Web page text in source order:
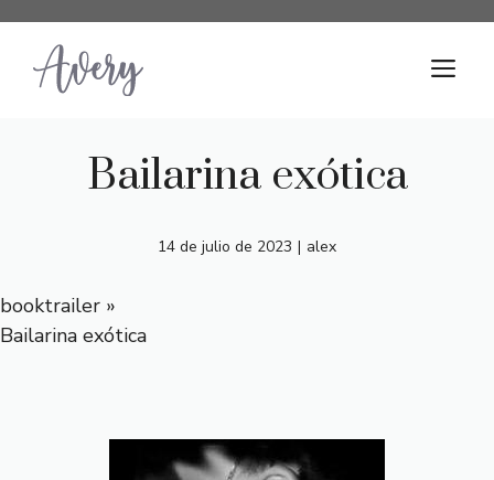
contenido
Bailarina exótica
14 de julio de 2023 | alex
booktrailer »
Bailarina exótica